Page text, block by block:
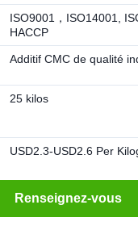
ISO9001，ISO14001,
HACCP
Additif CMC de qualité
25 kilos
USD2.3-USD2.6 Per
Renseignez-vous